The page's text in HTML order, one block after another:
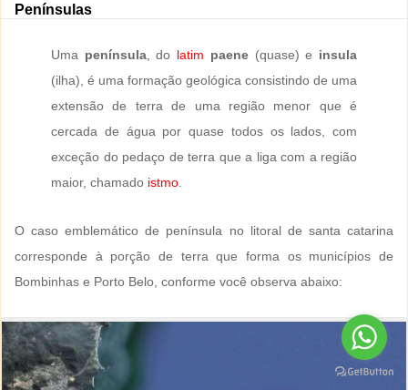
Penínsulas
Uma península, do latim paene(quase) e insula
(ilha), é uma formação geológica consistindo de uma
extensão de terra de uma região menor que é
cercada de água por quase todos os lados, com
exceção do pedaço de terra que a liga com a região
maior, chamado istmo
O caso emblemático de península no litoral de santa catarina
corresponde à porção de terra que forma os municípios de
Bombinhas e Porto Belo, conforme você observa abaixo: